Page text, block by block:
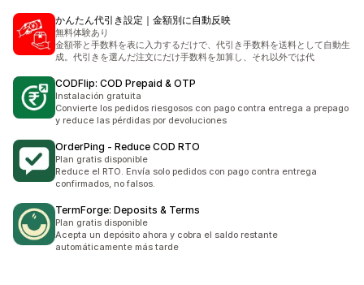
かんたん代引き設定｜金額別に自動反映
無料体験あり
金額帯と手数料を表に入力するだけで、代引き手数料を送料として自動生
成。代引きを選んだ注文にだけ手数料を加算し、それ以外では代
CODFlip: COD Prepaid & OTP
Instalación gratuita
Convierte los pedidos riesgosos con pago contra entrega a prepago
y reduce las pérdidas por devoluciones
OrderPing ‑ Reduce COD RTO
Plan gratis disponible
Reduce el RTO. Envía solo pedidos con pago contra entrega
confirmados, no falsos.
TermForge: Deposits & Terms
Plan gratis disponible
Acepta un depósito ahora y cobra el saldo restante
automáticamente más tarde